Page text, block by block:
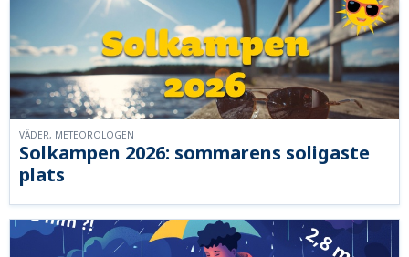
Solkampen 2026: sommarens soligaste
plats
VÄDER, METEOROLOGEN